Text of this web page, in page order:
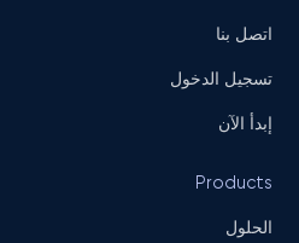
اتصل بنا
تسجيل الدخول
إبدأ الآن
Products
الحلول